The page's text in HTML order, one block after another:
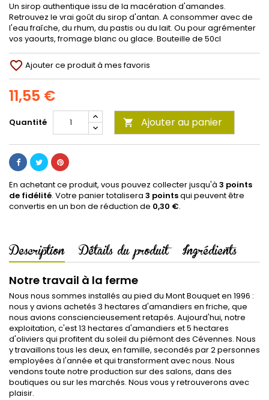
Un sirop authentique issu de la macération d'amandes.
Retrouvez le vrai goût du sirop d'antan. A consommer avec de
l'eau fraîche, du rhum, du pastis ou du lait. Ou pour agrémenter
vos yaourts, fromage blanc ou glace. Bouteille de 50cl
favorite_border Ajouter ce produit à mes favoris
11,55 €
Quantité  Ajouter au panier
En achetant ce produit, vous pouvez collecter jusqu'à 3 points
de fidélité. Votre panier totalisera 3 pointsqui peuvent être
convertis en un bon de réduction de 0,30 €.
Description Détails du produit Ingrédients
Notre travail à la ferme
Nous nous sommes installés au pied du Mont Bouquet en 1996 :
nous y avions achetés 3 hectares d'amandiers en friche, que
nous avions consciencieusement retapés. Aujourd'hui, notre
exploitation, c'est 13 hectares d'amandiers et 5 hectares
d'oliviers qui profitent du soleil du piémont des Cévennes. Nous
y travaillons tous les deux, en famille, secondés par 2 personnes
employées à l'année et qui transforment avec nous. Nous
vendons toute notre production sur des salons, dans des
boutiques ou sur les marchés. Nous vous y retrouverons avec
plaisir.